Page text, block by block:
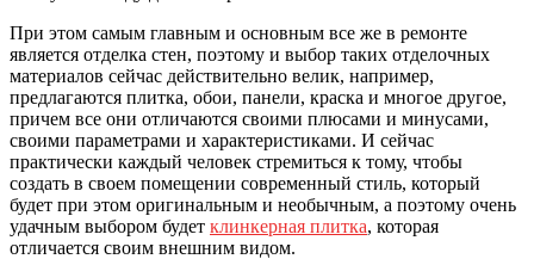
При этом самым главным и основным все же в ремонте
является отделка стен, поэтому и выбор таких отделочных
материалов сейчас действительно велик, например,
предлагаются плитка, обои, панели, краска и многое другое,
причем все они отличаются своими плюсами и минусами,
своими параметрами и характеристиками. И сейчас
практически каждый человек стремиться к тому, чтобы
создать в своем помещении современный стиль, который
будет при этом оригинальным и необычным, а поэтому очень
удачным выбором будет клинкерная плитка, которая
отличается своим внешним видом.